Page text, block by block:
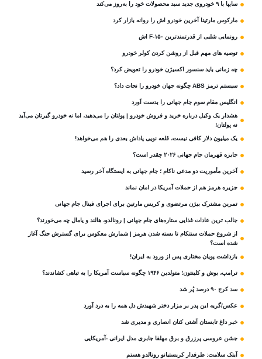
سایپا با ۹ خودروی جدید سبد محصولات خود را به‌روز می‌کند
مارکوس مارتینا آخرین خودرو اش را روانه بازار کرد
رونمایی شلبی از قدرتمندترین F-۱۵۰ اش
توصیه های مهم قبل از روشن کردن کولر خودرو
چه زمانی باید سنسور اکسیژن خودرو را تعویض کرد؟
سیستم ترمز ABS چگونه جهان خودرو را نجات داد؟
انگلیس مقام سوم جام‌ جهانی را بدست آورد
هشدار یک وکیل درباره خرید و فروش خودرو | پولتان را می‌دهید، اما نه خودرو گیرتان می‌آید
نه پولتان!
یک میلیون دلار کافی نیست، قلعه‌ نویی پاداش بعدی را هم می‌خواهد!
جایزه قهرمان جام جهانی ۲۰۲۶ چقدر است؟
آخرین مأموریت دو مدعی ناکام ؛ جام جهانی به ایستگاه آخر رسید
جزیره هرمز هم از حملات آمریکا در امان نماند
تمرین مشترک بیژن مرتضوی و کریس مارتین برای اجرای فینال جام جهانی
جالب ترین عادات غذایی ستاره‌های جام جهانی | رونالدو، هالند و یامال چه می‌خورند؟
از شروع حملات سنتکام تا بسته شدن هرمز | شمارش معکوس برای گسترش جنگ آغاز
شده است؟
بازداشت پویان مختاری پس از ورود به ایران!
ترامپ، بوش و کلینتون؛ متولدین ۱۹۴۶ چگونه سیاست آمریکا را به تباهی کشاندند؟
سد کرج ۹۰ درصد پُر شد
عکس/گریه این پدر بر مزار دختر شهیدش دل همه را به درد آورد
خبر داغ تابستان آشتی کنان انصاری و مدیری شد
جشن عروسی پرزرق و برق مهلقا جابری مدل ایرانی -آمریکایی
آیتک سلامت: طرفدار کریستیانو رونالدو هستم